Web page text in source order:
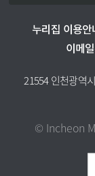
누리집 이용안
이메
21554 인천광역
© Incheon